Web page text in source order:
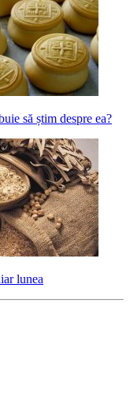
să știm despre ea?
lunea